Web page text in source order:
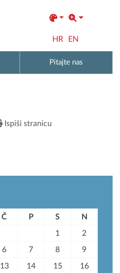
HR EN
Pitajte nas
Ispiši stranicu
Č P S N
1 2
6 7 8 9
13 14 15 16